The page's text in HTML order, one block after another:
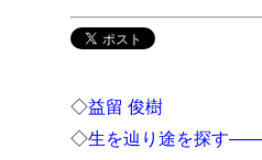
◇益留 俊樹
◇生を辿り途を探す――